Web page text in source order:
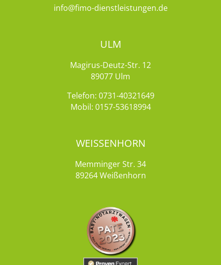
info@fimo-dienstleistungen.de
ULM
Magirus-Deutz-Str. 12
89077 Ulm
Telefon: 0731-40321649
Mobil: 0157-53618994
WEISSENHORN
Memminger Str. 34
89264 Weißenhorn